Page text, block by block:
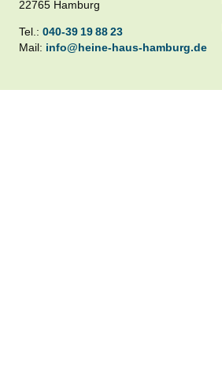
22765 Hamburg
Tel.:040-39 19 88 23
Mail: info@heine-haus-hamburg.de